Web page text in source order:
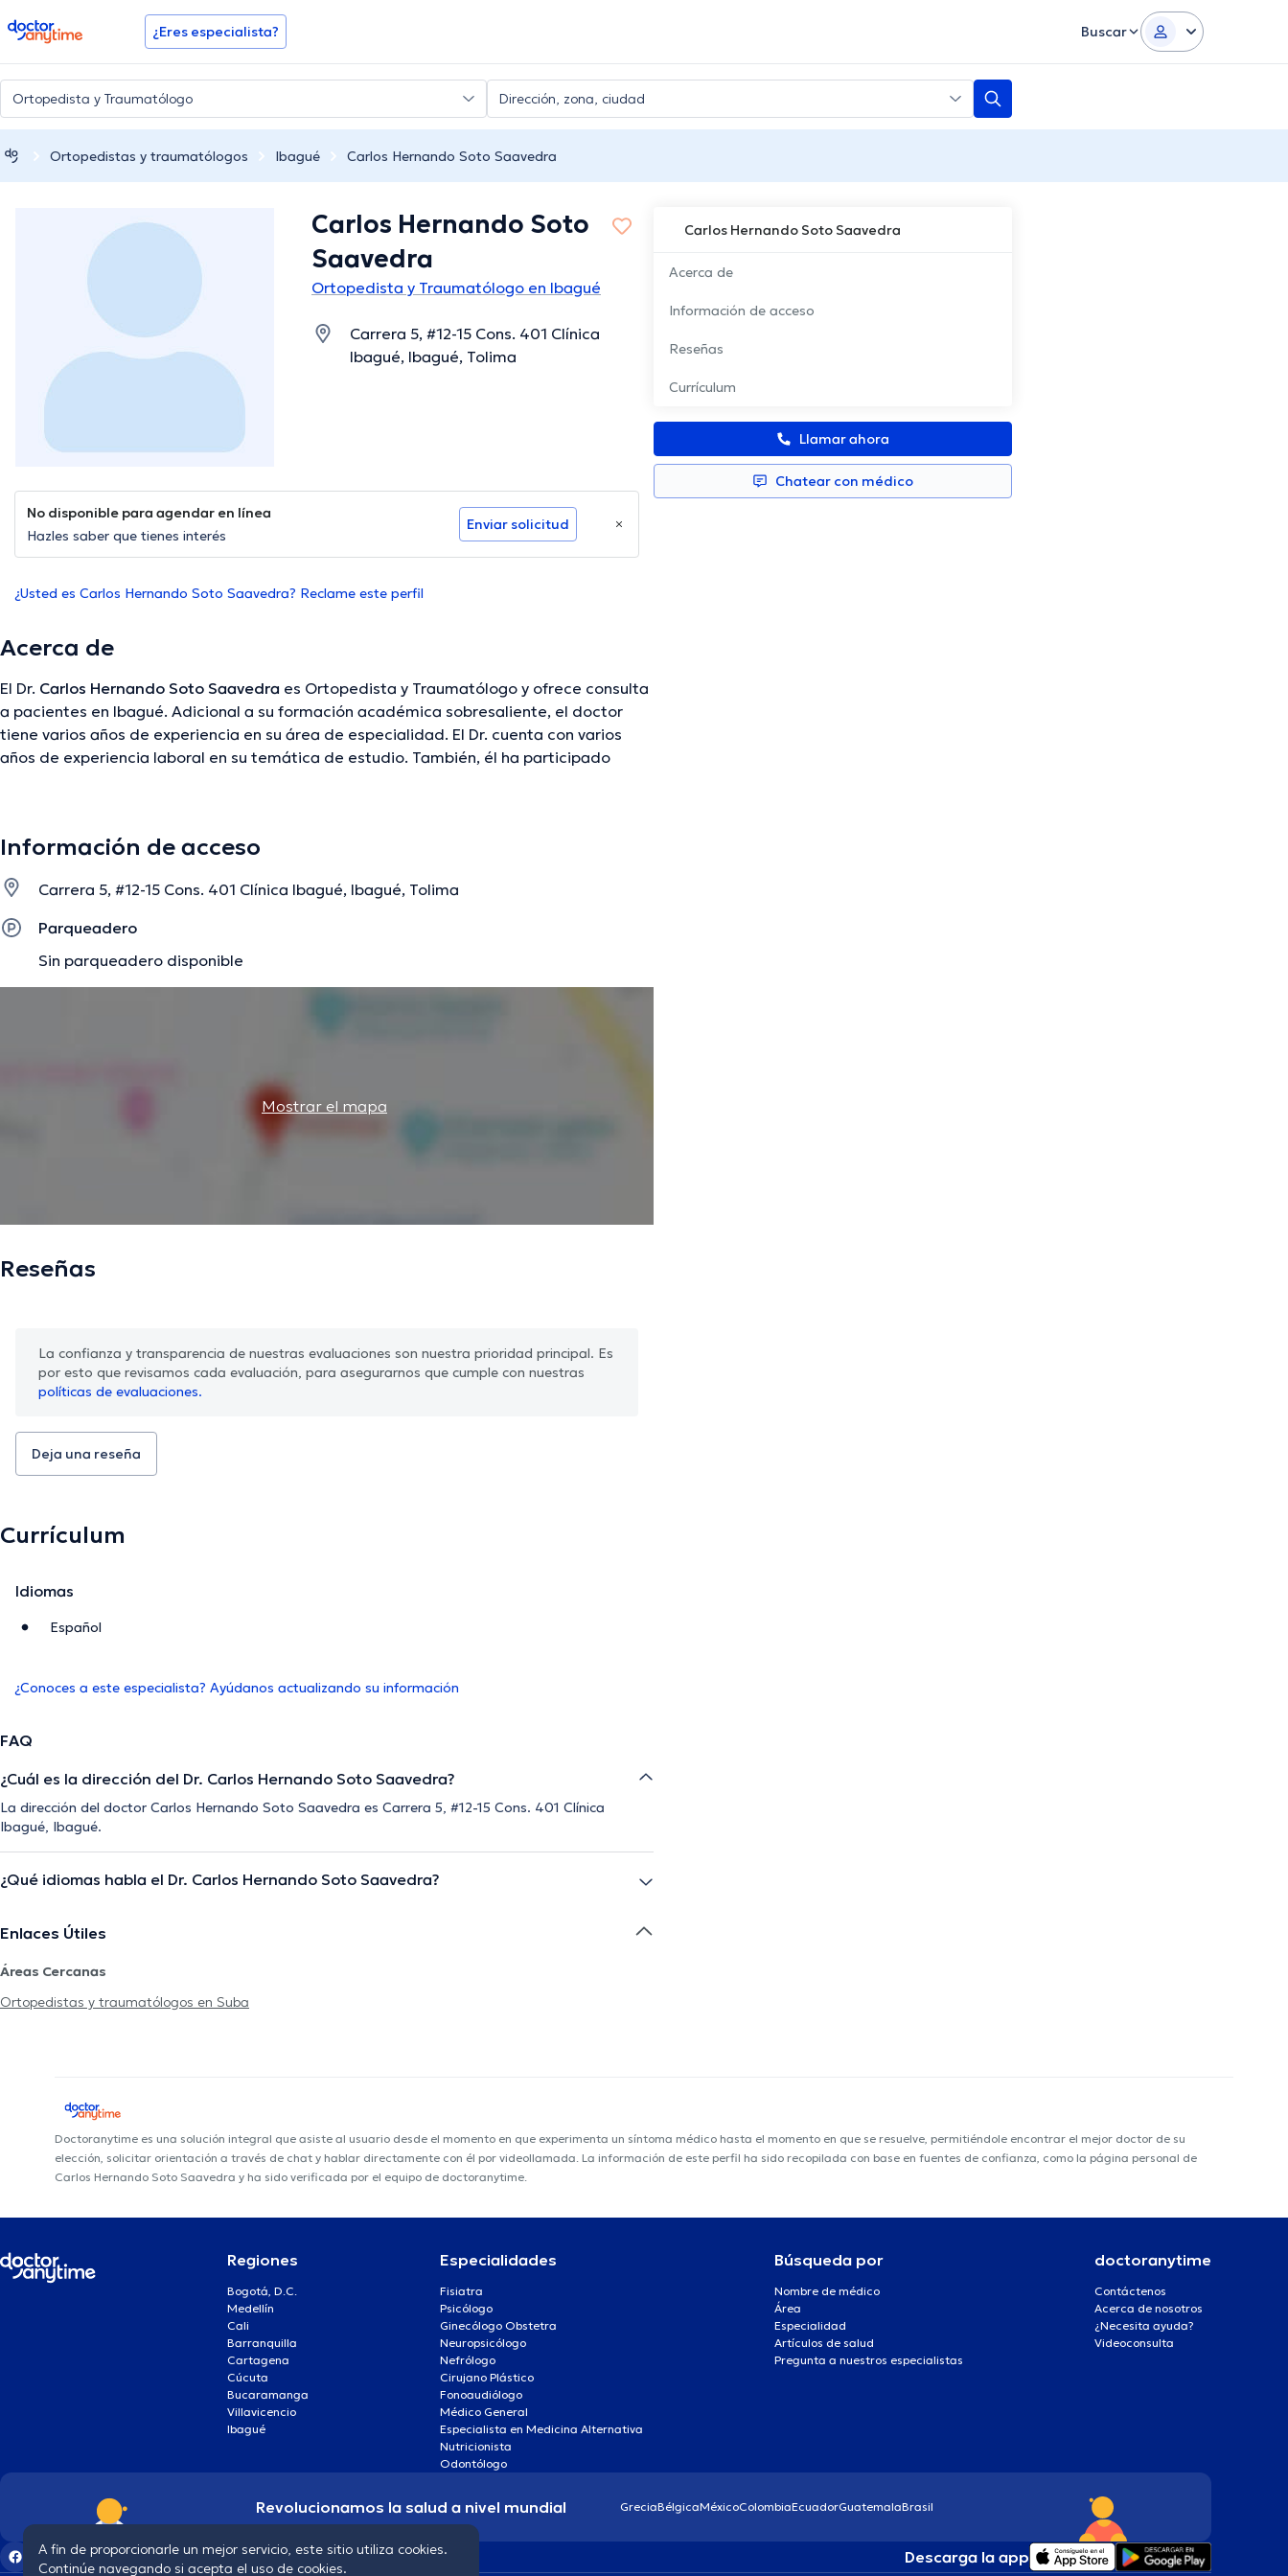
doctoranytime ¿Eres especialista? Buscar
Ortopedistas y traumatólogos Ibagué Carlos Hernando Soto Saavedra
Carlos Hernando Soto Saavedra
Acerca de
Información de acceso
Reseñas
Currículum
Llamar ahora
Chatear con médico
Carlos Hernando Soto
Saavedra
Ortopedista y Traumatólogo en Ibagué
Carrera 5, #12-15 Cons. 401 Clínica
Ibagué, Ibagué, Tolima
No disponible para agendar en línea
Hazles saber que tienes interés
Enviar solicitud
¿Usted es Carlos Hernando Soto Saavedra? Reclame este perfil
Acerca de
El Dr. Carlos Hernando Soto Saavedra es Ortopedista y Traumatólogo y ofrece consulta
a pacientes en Ibagué. Adicional a su formación académica sobresaliente, el doctor
tiene varios años de experiencia en su área de especialidad. El Dr. cuenta con varios
años de experiencia laboral en su temática de estudio. También, él ha participado
Dr. puede hablar Español en su consultorio.
Información de acceso
Carrera 5, #12-15 Cons. 401 Clínica Ibagué, Ibagué, Tolima
Parqueadero
Sin parqueadero disponible
Mostrar el mapa
Reseñas
La confianza y transparencia de nuestras evaluaciones son nuestra prioridad principal. Es
por esto que revisamos cada evaluación, para asegurarnos que cumple con nuestras
políticas de evaluaciones.
Deja una reseña
Currículum
Idiomas
Español
¿Conoces a este especialista? Ayúdanos actualizando su información
FAQ
¿Cuál es la dirección del Dr. Carlos Hernando Soto Saavedra?
La dirección del doctor Carlos Hernando Soto Saavedra es Carrera 5, #12-15 Cons. 401 Clínica
Ibagué, Ibagué.
¿Qué idiomas habla el Dr. Carlos Hernando Soto Saavedra?
Enlaces Útiles
Áreas Cercanas
Ortopedistas y traumatólogos en Suba
Doctoranytime es una solución integral que asiste al usuario desde el momento en que experimenta un síntoma médico hasta el momento en que se resuelve, permitiéndole encontrar el mejor doctor de su
elección, solicitar orientación a través de chat y hablar directamente con él por videollamada. La información de este perfil ha sido recopilada con base en fuentes de confianza, como la página personal de
Carlos Hernando Soto Saavedra y ha sido verificada por el equipo de doctoranytime.
Regiones
Bogotá, D.C.
Medellín
Cali
Barranquilla
Cartagena
Cúcuta
Bucaramanga
Villavicencio
Ibagué
Especialidades
Fisiatra
Psicólogo
Ginecólogo Obstetra
Neuropsicólogo
Nefrólogo
Cirujano Plástico
Fonoaudiólogo
Médico General
Especialista en Medicina Alternativa
Nutricionista
Odontólogo
Búsqueda por
Nombre de médico
Área
Especialidad
Artículos de salud
Pregunta a nuestros especialistas
doctoranytime
Contáctenos
Acerca de nosotros
¿Necesita ayuda?
Videoconsulta
Revolucionamos la salud a nivel mundial GreciaBélgicaMéxicoColombiaEcuadorGuatemalaBrasil
Descarga la app
A fin de proporcionarle un mejor servicio, este sitio utiliza cookies.
Continúe navegando si acepta el uso de cookies.